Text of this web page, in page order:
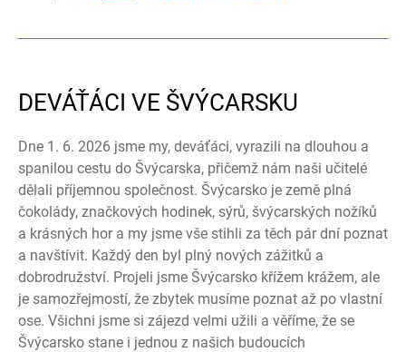
DEVÁŤÁCI VE ŠVÝCARSKU
Dne 1. 6. 2026 jsme my, deváťáci, vyrazili na dlouhou a
spanilou cestu do Švýcarska, přičemž nám naši učitelé
dělali příjemnou společnost. Švýcarsko je země plná
čokolády, značkových hodinek, sýrů, švýcarských nožíků
a krásných hor a my jsme vše stihli za těch pár dní poznat
a navštívit. Každý den byl plný nových zážitků a
dobrodružství. Projeli jsme Švýcarsko křížem krážem, ale
je samozřejmostí, že zbytek musíme poznat až po vlastní
ose. Všichni jsme si zájezd velmi užili a věříme, že se
Švýcarsko stane i jednou z našich budoucích